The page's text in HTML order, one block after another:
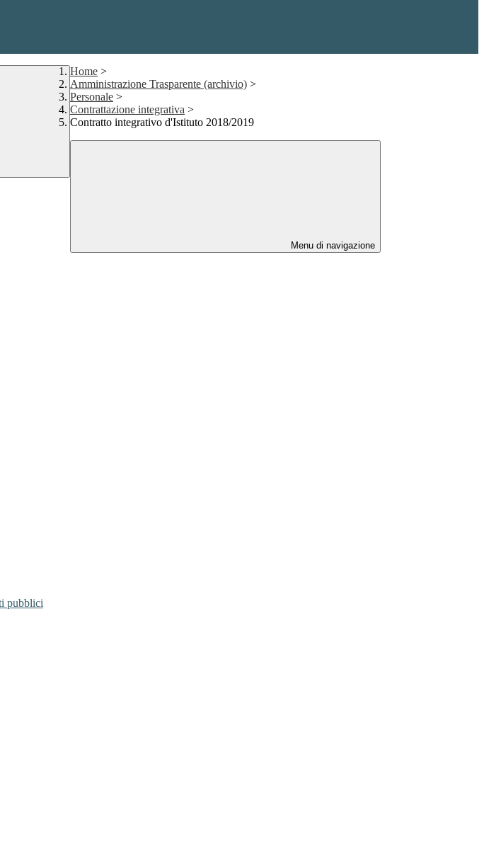
Home >
Amministrazione Trasparente (archivio) >
Personale >
Contrattazione integrativa >
Contratto integrativo d'Istituto 2018/2019
Menu di navigazione
pubblici